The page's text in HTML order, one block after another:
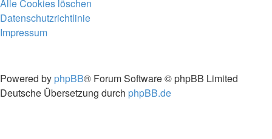
Alle Cookies löschen
Datenschutzrichtlinie
Impressum
Powered by phpBB® Forum Software © phpBB Limited
Deutsche Übersetzung durch phpBB.de